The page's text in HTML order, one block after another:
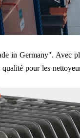
in Germany". Avec
pour les